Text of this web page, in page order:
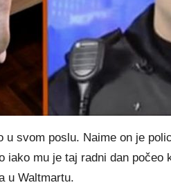
svom poslu. Naime on je
iako mu je taj radni dan počeo
u Waltmartu.